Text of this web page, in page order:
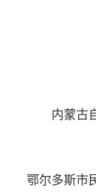
内蒙古
鄂尔多斯市